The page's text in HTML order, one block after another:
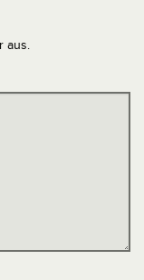
aus.